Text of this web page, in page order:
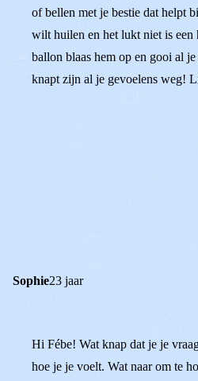
of bellen met je bestie dat helpt
wilt huilen en het lukt niet is een
ballon blaas hem op en gooi al
knapt zijn al je gevoelens weg!
Sophie23 jaar
Hi Fébe! Wat knap dat je je
hoe je je voelt. Wat naar om te